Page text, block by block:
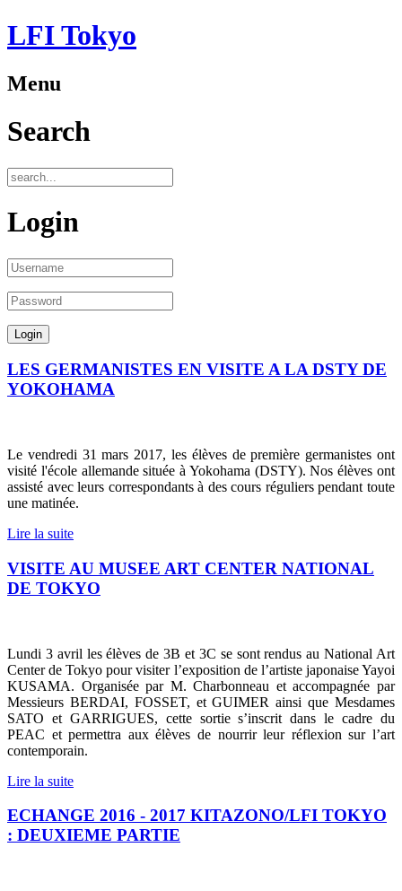
LFI Tokyo
Menu
Search
Login
LES GERMANISTES EN VISITE A LA DSTY DE
YOKOHAMA
Le vendredi 31 mars 2017, les élèves de première germanistes ont
visité l'école allemande située à Yokohama (DSTY). Nos élèves ont
assisté avec leurs correspondants à des cours réguliers pendant toute
une matinée.
Lire la suite
VISITE AU MUSEE ART CENTER NATIONAL
DE TOKYO
Lundi 3 avril les élèves de 3B et 3C se sont rendus au National Art
Center de Tokyo pour visiter l’exposition de l’artiste japonaise Yayoi
KUSAMA. Organisée par M. Charbonneau et accompagnée par
Messieurs BERDAI, FOSSET, et GUIMER ainsi que Mesdames
SATO et GARRIGUES, cette sortie s’inscrit dans le cadre du
PEAC et permettra aux élèves de nourrir leur réflexion sur l’art
contemporain.
Lire la suite
ECHANGE 2016 - 2017 KITAZONO/LFI TOKYO
: DEUXIEME PARTIE